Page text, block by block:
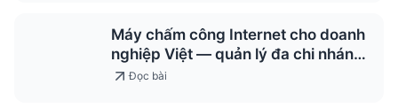
Máy chấm công Internet cho doanh
nghiệp Việt — quản lý đa chi nhánh
2026
Đọc bài